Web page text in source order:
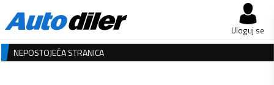
Uloguj se
NEPOSTOJEĆA STRANICA